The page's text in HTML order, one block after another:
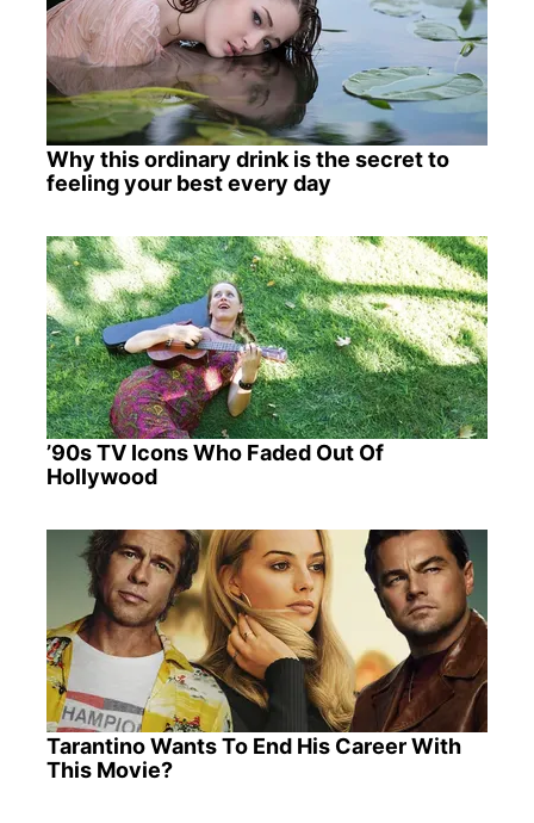
Why this ordinary drink is the secret to
feeling your best every day
’90s TV Icons Who Faded Out Of
Hollywood
Tarantino Wants To End His Career With
This Movie?